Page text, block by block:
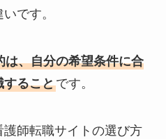
です。
は、自分の希望条件に合
することです。
師転職サイトの選び方